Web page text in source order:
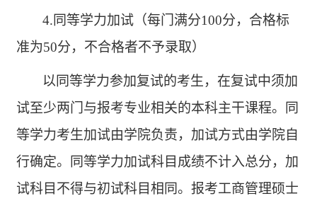
4.同等学力加试（每门满分100分，合格标
准为50分，不合格者不予录取）
以同等学力参加复试的考生，在复试中须加
试至少两门与报考专业相关的本科主干课程。同
等学力考生加试由学院负责，加试方式由学院自
行确定。同等学力加试科目成绩不计入总分，加
试科目不得与初试科目相同。报考工商管理硕士